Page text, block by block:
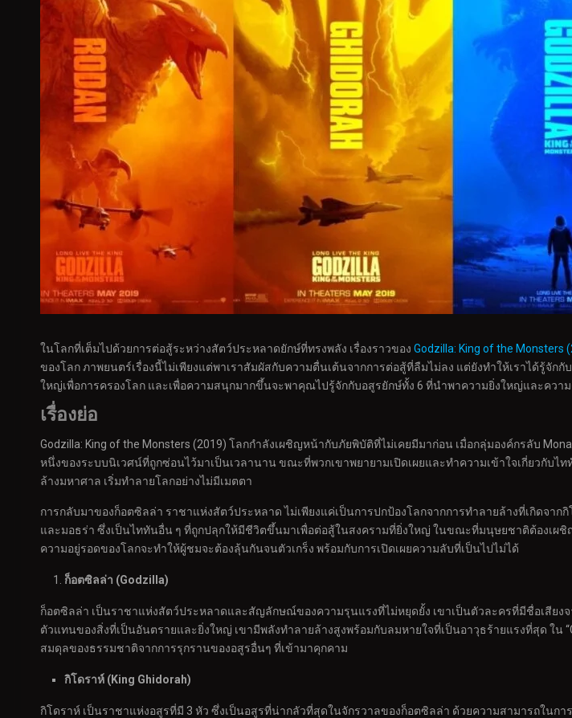
ในโลกที่เต็มไปด้วยการต่อสู้ระหว่างสัตว์ประหลาดยักษ์ที่ทรงพลัง เรื่องราวของ Godzilla: King of the Monsters
ของโลก ภาพยนตร์เรื่องนี้ไม่เพียงแต่พาเราสัมผัสกับความตื่นเต้นจากการต่อสู้ที่ลืมไม่ลง แต่ยังทำให้เราได้รู้
ใหญ่เพื่อการครองโลก และเพื่อความสนุกมากขึ้นจะพาคุณไปรู้จักกับอสูรยักษ์ทั้ง 6 ที่นำพาความยิ่งใหญ่และควา
เรื่องย่อ
Godzilla: King of the Monsters (2019) โลกกำลังเผชิญหน้ากับภัยพิบัติที่ไม่เคยมีมาก่อน เมื่อกลุ่มองค์กรลับ
หนึ่งของระบบนิเวศน์ที่ถูกซ่อนไว้มาเป็นเวลานาน ขณะที่พวกเขาพยายามเปิดเผยและทำความเข้าใจเกี่ยวกับ
ล้างมหาศาล เริ่มทำลายโลกอย่างไม่มีเมตตา
การกลับมาของก็อตซิลล่า ราชาแห่งสัตว์ประหลาด ไม่เพียงแค่เป็นการปกป้องโลกจากการทำลายล้างที่เกิดจ
และมอธร่า ซึ่งเป็นไททันอื่น ๆ ที่ถูกปลุกให้มีชีวิตขึ้นมาเพื่อต่อสู้ในสงครามที่ยิ่งใหญ่ ในขณะที่มนุษยชาติต้องเผ
ความอยู่รอดของโลกจะทำให้ผู้ชมจะต้องลุ้นกันจนตัวเกร็ง พร้อมกับการเปิดเผยความลับที่เป็นไปไม่ได้
ก็อตซิลล่า (Godzilla)
ก็อตซิลล่า เป็นราชาแห่งสัตว์ประหลาดและสัญลักษณ์ของความรุนแรงที่ไม่หยุดยั้ง เขาเป็นตัวละครที่มีชื่อเสีย
ตัวแทนของสิ่งที่เป็นอันตรายและยิ่งใหญ่ เขามีพลังทำลายล้างสูงพร้อมกับลมหายใจที่เป็นอาวุธร้ายแรงที่สุด ใน
สมดุลของธรรมชาติจากการรุกรานของอสูรอื่นๆ ที่เข้ามาคุกคาม
กิโดราห์ (King Ghidorah)
กิโดราห์ เป็นราชาแห่งอสูรที่มี 3 หัว ซึ่งเป็นอสูรที่น่ากลัวที่สุดในจักรวาลของก็อตซิลล่า ด้วยความสามารถใน